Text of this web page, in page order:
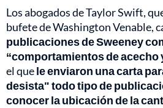
Los abogados de Taylor Swift,
bufete de Washington Venable,
publicaciones de Sweeney
“comportamientos de acecho
el quele enviaron una carta
desista" todo tipo de
conocer la ubicación de la